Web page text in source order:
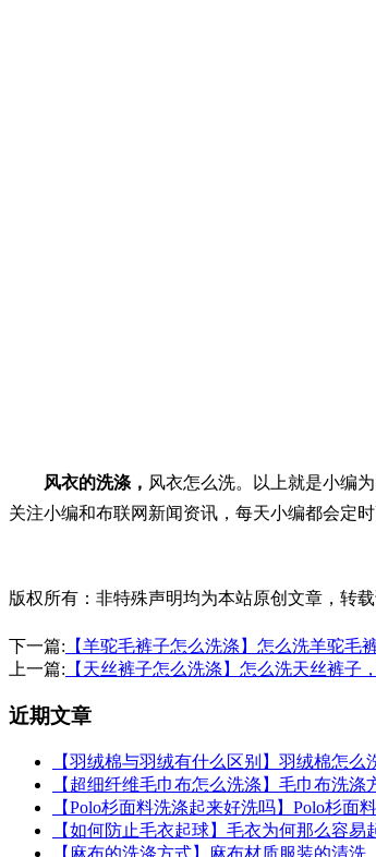
风衣的洗涤， 风衣怎么洗。以上就是小编
关注小编和布联网新闻资讯，每天小编都会定时
版权所有：非特殊声明均为本站原创文章，转
下一篇: 【羊驼毛裤子怎么洗涤】怎么洗羊驼毛
上一篇: 【天丝裤子怎么洗涤】怎么洗天丝裤子
近期文章
【羽绒棉与羽绒有什么区别】羽绒棉怎么
【超细纤维毛巾布怎么洗涤】毛巾布洗
【Polo杉面料洗涤起来好洗吗】Polo杉面
【如何防止毛衣起球】毛衣为何那么容易
【麻布的洗涤方式】麻布材质服装的清洗